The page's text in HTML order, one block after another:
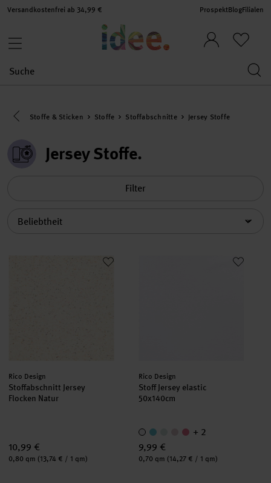
Versandkostenfrei ab 34,99 € ProspektBlogFilialen
Eine Kategorie zurück navigieren
Stoffe & Sticken Stoffe Stoffabschnitte Jersey Stoffe
Jersey Stoffe
Filter
Stoffabschnitt Jersey Flocken Natur
Hersteller:
Rico Design
Stoffabschnitt Jersey
Flocken Natur
10,99 €
Inhalt:
0,80 qm (13,74 € / 1 qm)
Stoff Jersey elastic 50x140cm
Hersteller:
Rico Design
Stoff Jersey elastic
50x140cm
+ 2
9,99 €
Inhalt:
0,70 qm (14,27 € / 1 qm)